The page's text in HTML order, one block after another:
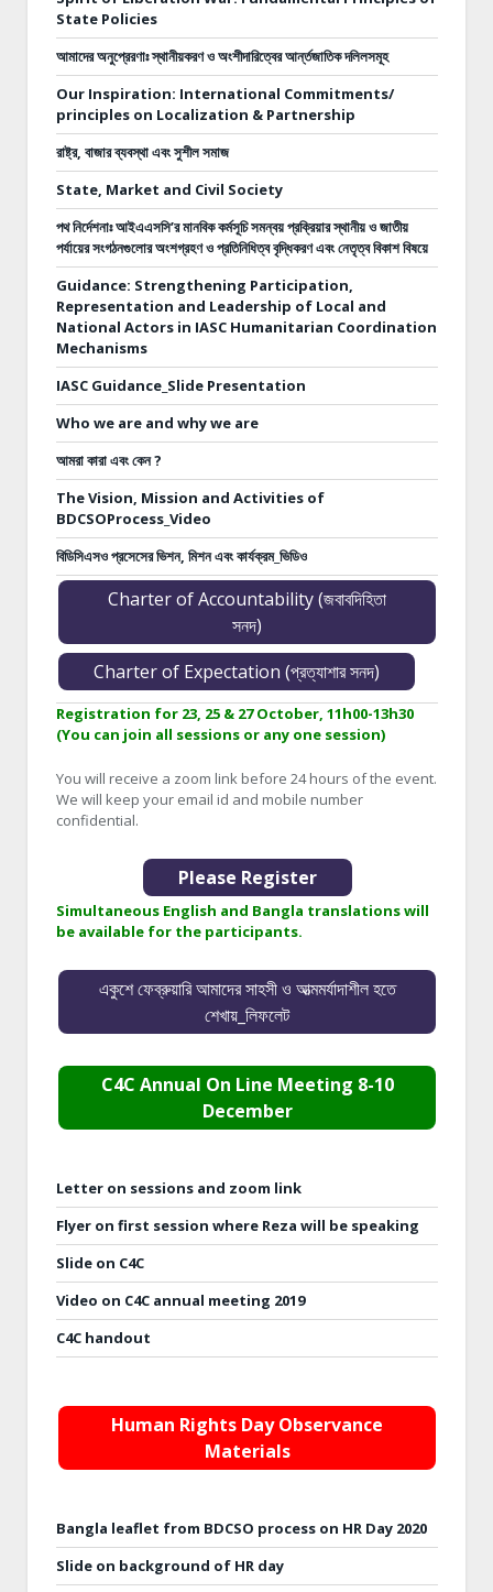
State Policies
আমাদের অনুপ্রেরণাঃ স্থানীয়করণ ও অংশীদারিত্বের আর্ন্তজাতিক দলিলসমূহ
Our Inspiration: International Commitments/
principles on Localization & Partnership
রাষ্ট্র, বাজার ব্যবস্থা এবং সুশীল সমাজ
State, Market and Civil Society
পথ নির্দেশনাঃআইএএসসি’র মানবিক কর্মসূচি সমন্বয় প্রক্রিয়ার স্থানীয় ও জাতীয়
পর্যায়ের সংগঠনগুলোর অংশগ্রহণ ও প্রতিনিধিত্ব বৃদ্ধিকরণ এবং নেতৃত্ব বিকাশ বিষয়ে
Guidance: Strengthening Participation,
Representation and Leadership of Local and
National Actors in IASC Humanitarian Coordination
Mechanisms
IASC Guidance_Slide Presentation
Who we are and why we are
আমরা কারা এবং কেন ?
The Vision, Mission and Activities of
BDCSOProcess_Video
বিডিসিএসও প্রসেসের ভিশন, মিশন এবং কার্যক্রম_ভিডিও
Charter of Accountability (জবাবদিহিতা
সনদ)
Charter of Expectation (প্রত্যাশার সনদ)
Registration for 23, 25 & 27 October, 11h00-13h30
(You can join all sessions or any one session)
You will receive a zoom link before 24 hours of the event.
We will keep your email id and mobile number
confidential.
Please Register
Simultaneous English and Bangla translations will
be available for the participants.
একুশে ফেব্রুয়ারি আমাদের সাহসী ও আত্মমর্যাদাশীল হতে
শেখায়_লিফলেট
C4C Annual On Line Meeting 8-10
December
Letter on sessions and zoom link
Flyer on first session where Reza will be speaking
Slide on C4C
Video on C4C annual meeting 2019
C4C handout
Human Rights Day Observance
Materials
Bangla leaflet from BDCSO process on HR Day 2020
Slide on background of HR day